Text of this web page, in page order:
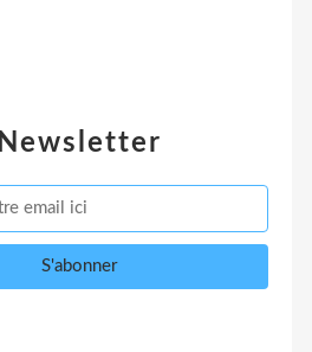
Newsletter